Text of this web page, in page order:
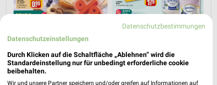
Datenschutzbestimmungen
Datenschutzeinstellungen
Durch Klicken auf die Schaltfläche „Ablehnen“ wird die
Standardeinstellung nur für unbedingt erforderliche cookie
beibehalten.
Wir und unsere Partner speichern und/oder greifen auf Informationen auf